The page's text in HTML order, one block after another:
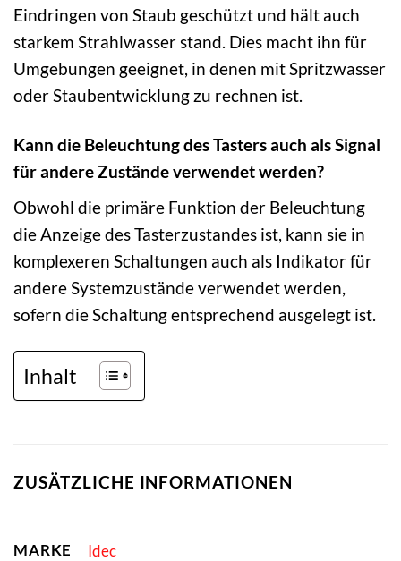
Eindringen von Staub geschützt und hält auch
starkem Strahlwasser stand. Dies macht ihn für
Umgebungen geeignet, in denen mit Spritzwasser
oder Staubentwicklung zu rechnen ist.
Kann die Beleuchtung des Tasters auch als Signal
für andere Zustände verwendet werden?
Obwohl die primäre Funktion der Beleuchtung
die Anzeige des Tasterzustandes ist, kann sie in
komplexeren Schaltungen auch als Indikator für
andere Systemzustände verwendet werden,
sofern die Schaltung entsprechend ausgelegt ist.
Inhalt
ZUSÄTZLICHE INFORMATIONEN
MARKE Idec